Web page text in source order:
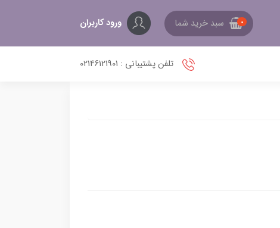
0 سبد خرید شما ورود کاربران
تلفن پشتیبانی : 02146121901